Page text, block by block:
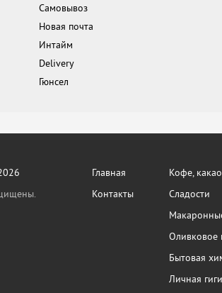
Самовывоз
Новая почта
Интайм
Delivery
Гюнсел
Главная
Контакты
Кофе,
Сладости
Оливковое
Бытовая
Личная